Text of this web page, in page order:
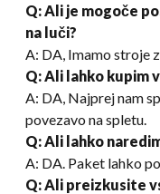
Q: Ali je mogoče
na luči?
A: DA, Imamo stroje
Q: Ali lahko kupim
A: DA, Najprej nam
povezavo na spletu.
Q: Ali lahko
A: DA. Paket lahko
Q: Ali preizkusite